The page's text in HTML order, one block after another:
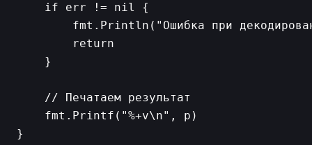
    if err != nil {
fmt.Println("Ошибка при
        return
    }
    // Печатаем результат
    fmt.Printf("%+v\n", p)